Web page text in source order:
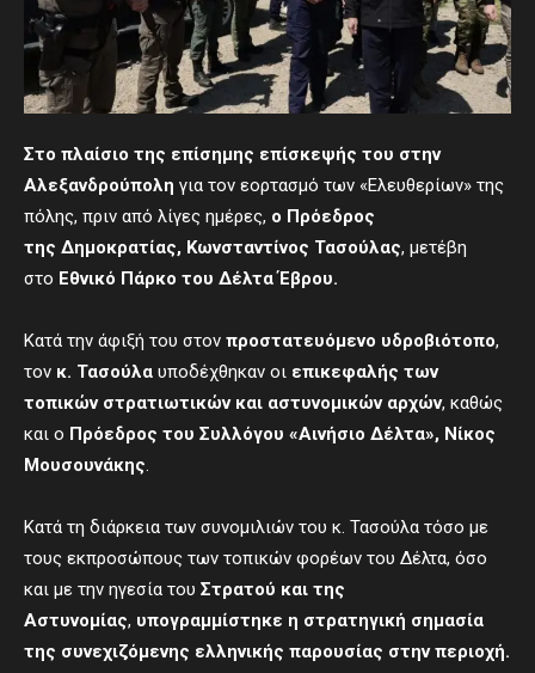
Στο πλαίσιο της επίσημης επίσκεψής του στην
Αλεξανδρούπολη για τον εορτασμό των «Ελευθερίων» της
πόλης, πριν από λίγες ημέρες, ο Πρόεδρος
της Δημοκρατίας, Κωνσταντίνος Τασούλας, μετέβη
στο Εθνικό Πάρκο του Δέλτα Έβρου.
Κατά την άφιξή του στον προστατευόμενο υδροβιότοπο,
τον κ. Τασούλα υποδέχθηκαν οι επικεφαλής των
τοπικών στρατιωτικών και αστυνομικών αρχών, καθώς
και ο Πρόεδρος του Συλλόγου «Αινήσιο Δέλτα», Νίκος
Μουσουνάκης.
Κατά τη διάρκεια των συνομιλιών του κ. Τασούλα τόσο με
τους εκπροσώπους των τοπικών φορέων του Δέλτα, όσο
και με την ηγεσία του Στρατού και της
Αστυνομίας, υπογραμμίστηκε η στρατηγική σημασία
της συνεχιζόμενης ελληνικής παρουσίας στην περιοχή.